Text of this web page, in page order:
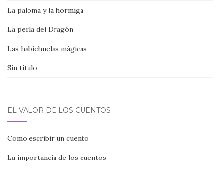
La paloma y la hormiga
La perla del Dragón
Las habichuelas mágicas
Sin título
EL VALOR DE LOS CUENTOS
Como escribir un cuento
La importancia de los cuentos